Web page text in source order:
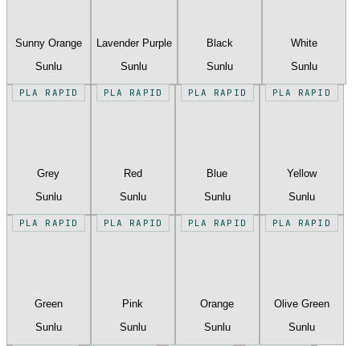
Sunny Orange
Sunlu
Lavender Purple
Sunlu
Black
Sunlu
White
Sunlu
PLA RAPID
Grey
Sunlu
PLA RAPID
Red
Sunlu
PLA RAPID
Blue
Sunlu
PLA RAPID
Yellow
Sunlu
PLA RAPID
Green
Sunlu
PLA RAPID
Pink
Sunlu
PLA RAPID
Orange
Sunlu
PLA RAPID
Olive Green
Sunlu